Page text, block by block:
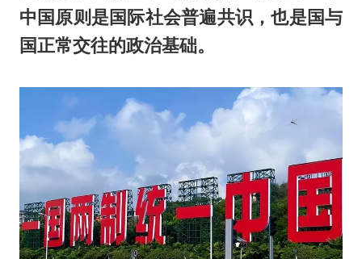
中国原则是国际社会普遍共识，也是国与
国正常交往的政治基础。